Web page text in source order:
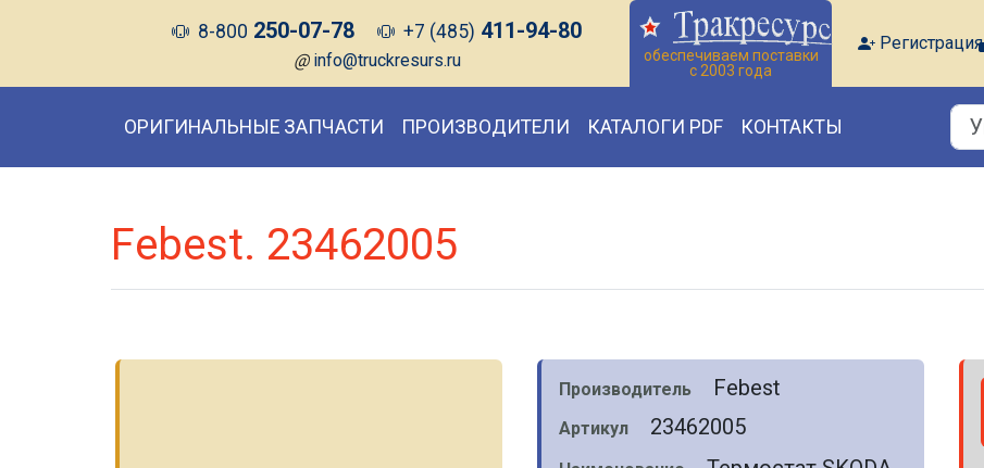
8-800 250-07-78 +7 (485) 411-94-80
@ info@truckresurs.ru
обеспечиваем поставки
с 2003 года
Регистрация
ОРИГИНАЛЬНЫЕ ЗАПЧАСТИ ПРОИЗВОДИТЕЛИ КАТАЛОГИ PDF КОНТАКТЫ
Febest. 23462005
Производитель Febest
Артикул 23462005